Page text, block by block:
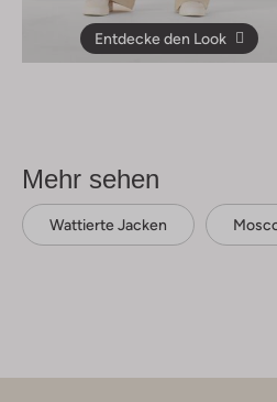
Entdecke den Look
Mehr sehen
Wattierte Jacken